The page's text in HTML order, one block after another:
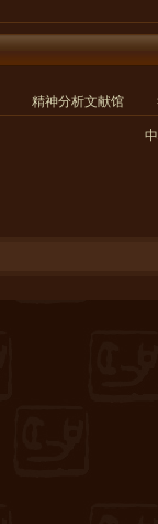
精神分析文献馆